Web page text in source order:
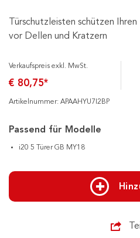
Türschutzleisten schützen
vor Dellen und Kratzern
Verkaufspreis exkl. MwSt.
€ 80,75*
Artikelnummer: APAAHYU7I2BP
Passend für Modelle
i20 5 Türer GB MY18